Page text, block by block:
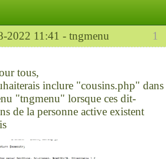
liens
1
2022 11:41 - tngmenu
tous,
inclure "cousins.php" dans
"tngmenu" lorsque ces dit-
de la personne active existent